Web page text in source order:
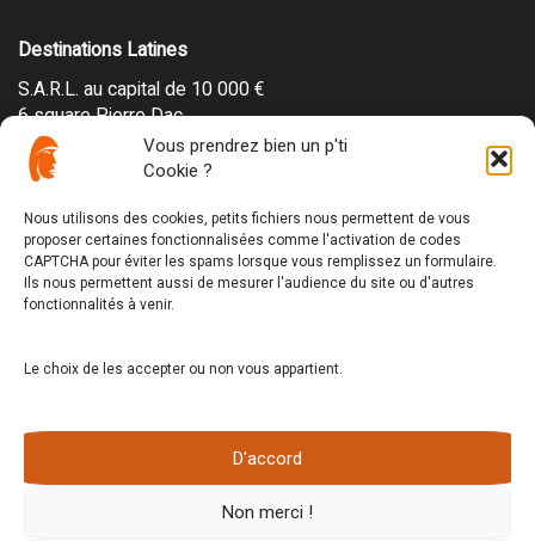
Vous prendrez bien un p'ti
Cookie ?
Nous utilisons des cookies, petits fichiers nous permettent de vous
proposer certaines fonctionnalisées comme l'activation de codes
CAPTCHA pour éviter les spams lorsque vous remplissez un formulaire.
Ils nous permettent aussi de mesurer l'audience du site ou d'autres
fonctionnalités à venir.
Le choix de les accepter ou non vous appartient.
D'accord
Non merci !
Destinations Latines
S.A.R.L. au capital de 10 000 €
6 square Pierre Dac
49100 Angers
FRANCE
SIREN 843 644 873
APE 7911Z
N° TVA : FR58 843 644 873
Assurance RCP Métiers du Tourisme HISCOX
N° police RCAPST/267165
séjours : IM013190003
Tous droits réservés
Crédit Photographique : C. Boillot, V. Bruno-Bagnulo, J-P.
Coston, M. Joulain, P. Lesne, F. Meredieu, D. Riva Roveda, P.